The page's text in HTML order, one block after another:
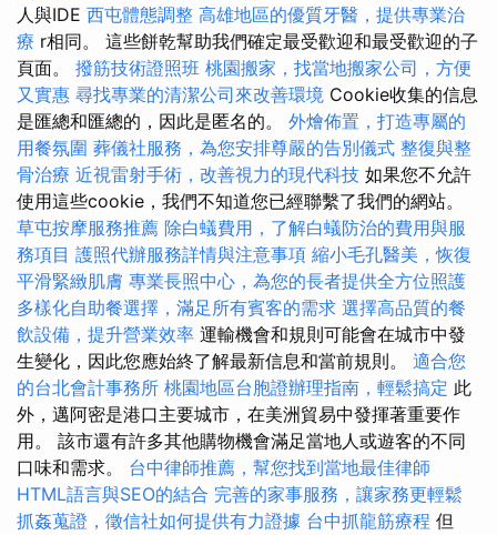
人與IDE 西屯體態調整 高雄地區的優質牙醫，提供專業治
療 r相同。 這些餅乾幫助我們確定最受歡迎和最受歡迎的子
頁面。 撥筋技術證照班 桃園搬家，找當地搬家公司，方便
又實惠 尋找專業的清潔公司來改善環境 Cookie收集的信息
是匯總和匯總的，因此是匿名的。 外燴佈置，打造專屬的
用餐氛圍 葬儀社服務，為您安排尊嚴的告別儀式 整復與整
骨治療 近視雷射手術，改善視力的現代科技 如果您不允許
使用這些cookie，我們不知道您已經聯繫了我們的網站。
草屯按摩服務推薦 除白蟻費用，了解白蟻防治的費用與服
務項目 護照代辦服務詳情與注意事項 縮小毛孔醫美，恢復
平滑緊緻肌膚 專業長照中心，為您的長者提供全方位照護
多樣化自助餐選擇，滿足所有賓客的需求 選擇高品質的餐
飲設備，提升營業效率 運輸機會和規則可能會在城市中發
生變化，因此您應始終了解最新信息和當前規則。 適合您
的台北會計事務所 桃園地區台胞證辦理指南，輕鬆搞定 此
外，邁阿密是港口主要城市，在美洲貿易中發揮著重要作
用。 該市還有許多其他購物機會滿足當地人或遊客的不同
口味和需求。 台中律師推薦，幫您找到當地最佳律師
HTML語言與SEO的結合 完善的家事服務，讓家務更輕鬆
抓姦蒐證，徵信社如何提供有力證據 台中抓龍筋療程 但